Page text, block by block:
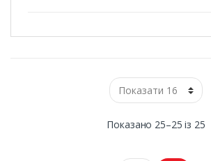
Показано 25–25 із 25